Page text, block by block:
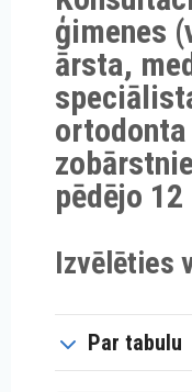
ģimenes
ārsta,
pēdējo
Izvēlēties
Par tabulu